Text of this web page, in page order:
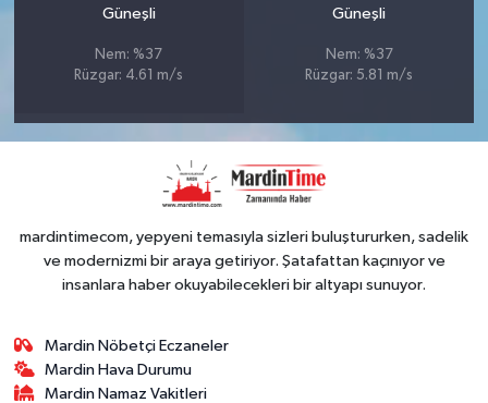
Güneşli
Nem: %37
Rüzgar: 4.61 m/s
Güneşli
Nem: %37
Rüzgar: 5.81 m/s
mardintimecom, yepyeni temasıyla sizleri buluştururken, sadelik
ve modernizmi bir araya getiriyor. Şatafattan kaçınıyor ve
insanlara haber okuyabilecekleri bir altyapı sunuyor.
Mardin Nöbetçi Eczaneler
Mardin Hava Durumu
Mardin Namaz Vakitleri